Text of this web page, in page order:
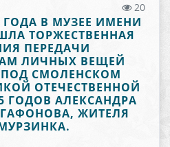
20
ГОДА В МУЗЕЕ ИМЕНИ
ТОРЖЕСТВЕННАЯ
ПЕРЕДАЧИ
ЛИЧНЫХ ВЕЩЕЙ
СМОЛЕНСКОМ
ОТЕЧЕСТВЕННОЙ
ГОДОВ АЛЕКСАНДРА
ЖИТЕЛЯ